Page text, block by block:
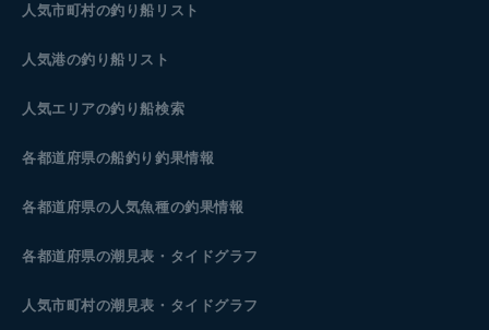
人気市町村の釣り船リスト
人気港の釣り船リスト
人気エリアの釣り船検索
各都道府県の船釣り釣果情報
各都道府県の人気魚種の釣果情報
各都道府県の潮見表 ・タイドグラフ
人気市町村の潮見表・タイドグラフ